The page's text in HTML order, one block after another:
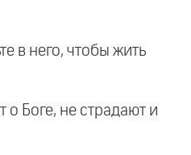
в него, чтобы жить
Боге, не страдают и